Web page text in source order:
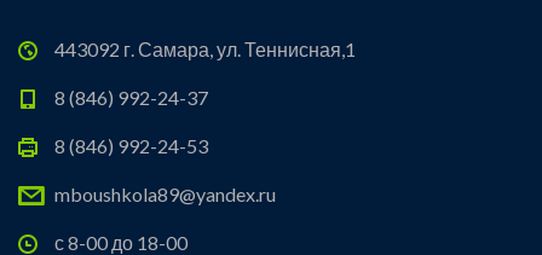
443092 г. Самара, ул. Теннисная,1
8 (846) 992-24-37
8 (846) 992-24-53
mboushkola89@yandex.ru
с 8-00 до 18-00